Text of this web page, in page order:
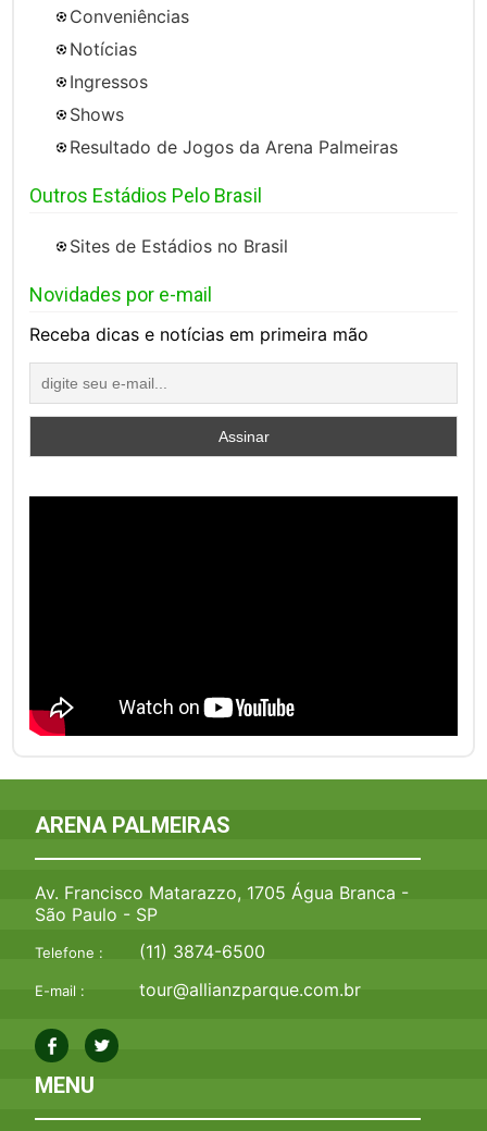
Conveniências
Notícias
Ingressos
Shows
Resultado de Jogos da Arena Palmeiras
Outros Estádios Pelo Brasil
Sites de Estádios no Brasil
Novidades por e-mail
Receba dicas e notícias em primeira mão
ARENA PALMEIRAS
Av. Francisco Matarazzo, 1705 Água Branca -
São Paulo - SP
Telefone : (11) 3874-6500
E-mail : tour@allianzparque.com.br
MENU